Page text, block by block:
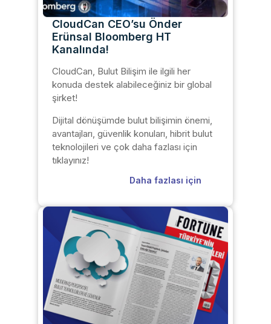
CloudCan CEO’su Önder
Erünsal Bloomberg HT
Kanalında!
CloudCan, Bulut Bilişim ile ilgili her
konuda destek alabileceğiniz bir global
şirket!
Dijital dönüşümde bulut bilişimin önemi,
avantajları, güvenlik konuları, hibrit bulut
teknolojileri ve çok daha fazlası için
tıklayınız!
Daha fazlası için